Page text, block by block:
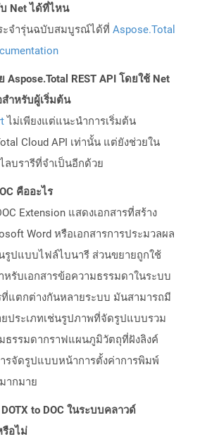
Net ได้ที่ไหน
จำรุ่นฉบับสมบูรณ์ได้ที่ Aspose.Total
Aspose.Total REST API โดยใช้ Net
ำหรับผู้เริ่มต้น
ไม่เพียงแต่แนะนำการเริ่มต้น
Cloud API เท่านั้น แต่ยังช่วยใน
ลบรารีที่จำเป็นอีกด้วย
คืออะไร
Extension แสดงเอกสารที่สร้าง
Word หรือเอกสารการประมวลผล
รูปแบบไฟล์ไบนารี ส่วนขยายถูกใช้
หรับเอกสารข้อความธรรมดาในระบบ
แตกต่างกันหลายระบบ มันสามารถมี
ประเภทเช่นรูปภาพที่จัดรูปแบบรวม
ธรรมดากราฟแผนภูมิวัตถุที่ฝังลิงค์
รจัดรูปแบบหน้าการตั้งค่าการพิมพ์
ากมาย
to DOC ในระบบคลาวด์
อไม่